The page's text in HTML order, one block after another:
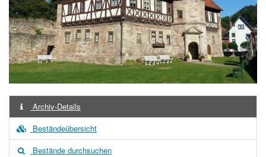
Archiv-Details
Beständeübersicht
Bestände durchsuchen